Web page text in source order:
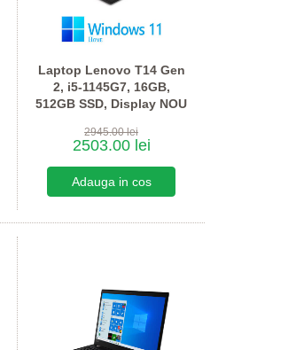
Laptop Lenovo T14 Gen
2, i5-1145G7, 16GB,
512GB SSD, Display NOU
2945.00 lei
2503.00 lei